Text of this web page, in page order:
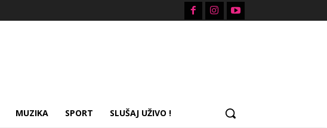
MUZIKA SPORT SLUŠAJ UŽIVO !